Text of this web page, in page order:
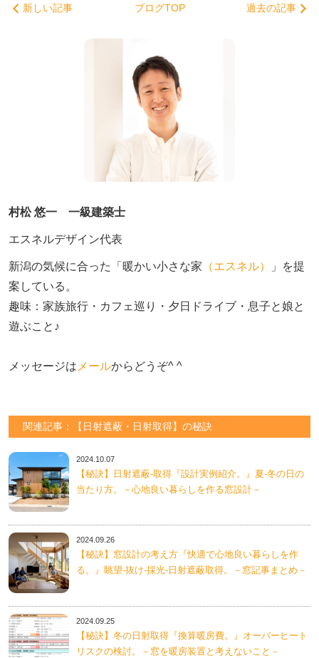
新しい記事 ブログTOP 過去の記事
村松 悠一 一級建築士
エスネルデザイン代表
新潟の気候に合った「暖かい小さな家 （エスネル）
」を提
案している。
趣味：家族旅行・カフェ巡り・夕日ドライブ・息子と娘と
遊ぶこと♪
メッセージは メールからどうぞ^ ^
関連記事：【日射遮蔽・日射取得】の秘訣
2024.10.07
【秘訣】日射遮蔽-取得『設計実例紹介。』夏-冬の日の
当たり方。－心地良い暮らしを作る窓設計－
2024.09.26
【秘訣】窓設計の考え方『快適で心地良い暮らしを作
る。』眺望-抜け-採光-日射遮蔽取得。－窓記事まとめ－
2024.09.25
【秘訣】冬の日射取得『換算暖房費。』オーバーヒート
リスクの検討。－窓を暖房装置と考えないこと－